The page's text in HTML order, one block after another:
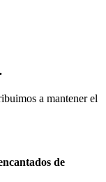
a mantener el
de